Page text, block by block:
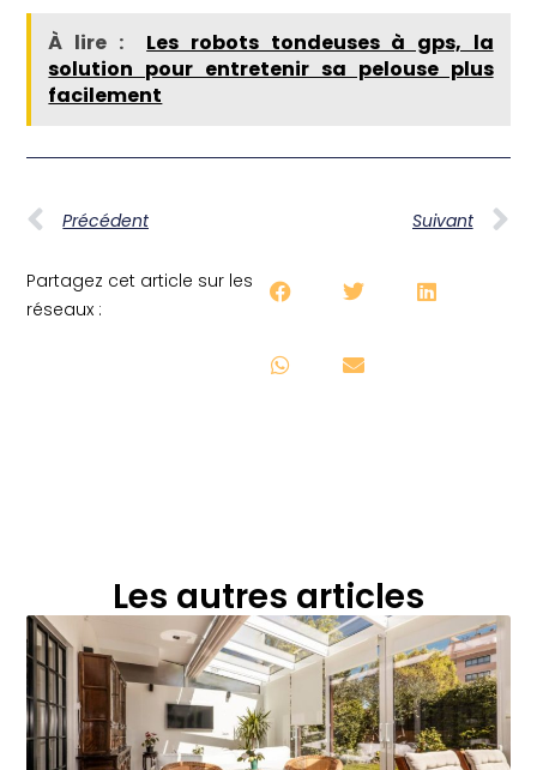
À lire :
Les robots tondeuses à gps, la
solution pour entretenir sa pelouse plus
facilement
Précédent Suivant
Partagez cet article sur les
réseaux :
Les autres articles